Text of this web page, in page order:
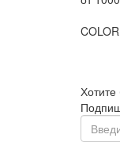
Хотите